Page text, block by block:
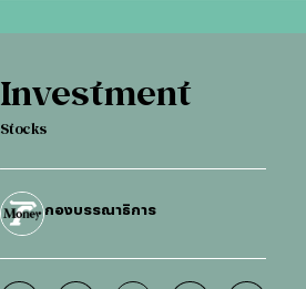
Investment
Stocks
กองบรรณาธิการ